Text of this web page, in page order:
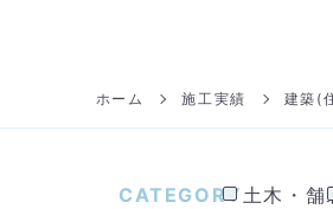
ホーム 施工実績 建築(
CATEGORY土木・舗